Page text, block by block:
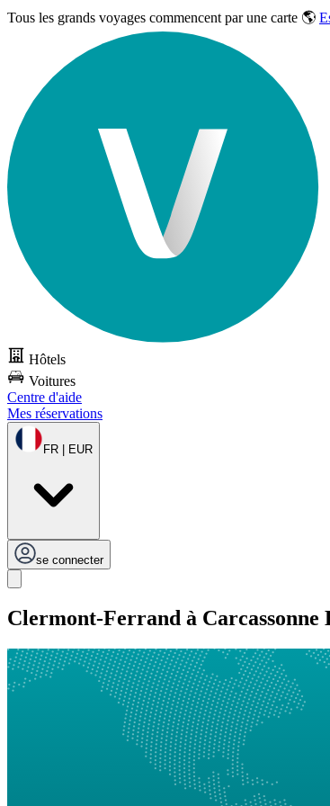
Tous les grands voyages commencent par une carte 🌎
Hôtels
Voitures
Centre d'aide
Mes réservations
FR | EUR
se connecter
Clermont-Ferrand à Carcassonne